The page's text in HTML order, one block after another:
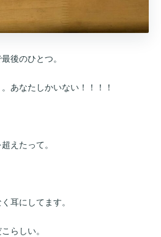
後のひとつ。
あなたしかいない！！！！
えたって。
耳にしてます。
らしい。